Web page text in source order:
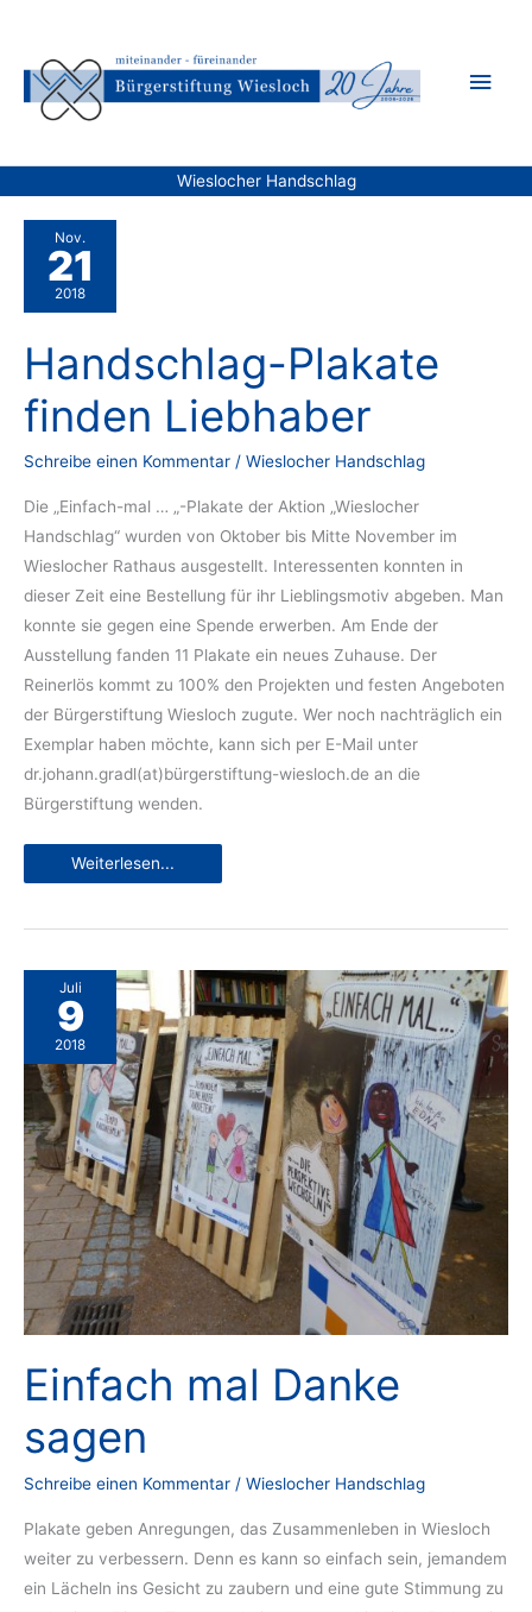
springen
Wieslocher Handschlag
Nov.
21
2018
Handschlag-Plakate
finden Liebhaber
Schreibe einen Kommentar / Wieslocher Handschlag
Die „Einfach-mal … „-Plakate der Aktion „Wieslocher
Handschlag“ wurden von Oktober bis Mitte November im
Wieslocher Rathaus ausgestellt. Interessenten konnten in
dieser Zeit eine Bestellung für ihr Lieblingsmotiv abgeben. Man
konnte sie gegen eine Spende erwerben. Am Ende der
Ausstellung fanden 11 Plakate ein neues Zuhause. Der
Reinerlös kommt zu 100% den Projekten und festen Angeboten
der Bürgerstiftung Wiesloch zugute. Wer noch nachträglich ein
Exemplar haben möchte, kann sich per E-Mail unter
dr.johann.gradl(at)bürgerstiftung-wiesloch.de an die
Bürgerstiftung wenden.
Handschlag-
Weiterlesen...
Juli
9
2018
Einfach mal Danke
sagen
Schreibe einen Kommentar / Wieslocher Handschlag
Plakate geben Anregungen, das Zusammenleben in Wiesloch
weiter zu verbessern. Denn es kann so einfach sein, jemandem
ein Lächeln ins Gesicht zu zaubern und eine gute Stimmung zu